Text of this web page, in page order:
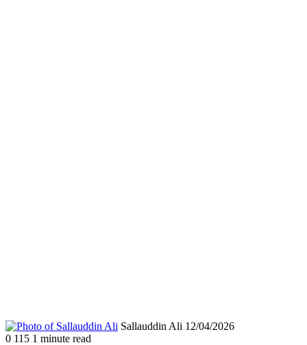
Sallauddin Ali Send
12/04/2026
0 115 1 minute read